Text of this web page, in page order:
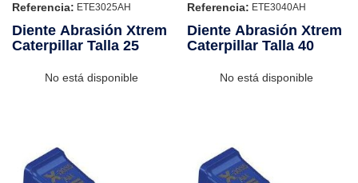
Referencia: ETE3025AH
Diente Abrasión Xtrem
Caterpillar Talla 25
No está disponible
Referencia: ETE3040AH
Diente Abrasión Xtrem
Caterpillar Talla 40
No está disponible